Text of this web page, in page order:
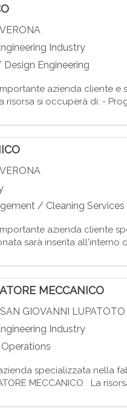
VERONA
Industry
Engineering
azienda cliente
risorsa si occuperà di: -
e modelli 3D - Sviluppo
VERONA
/ Cleaning Services
azienda cliente
sarà inserita
degli impianti produttivi.
MECCANICO
SAN GIOVANNI LUPATOTO
Industry
specializzata nella
MECCANICO La
produzione e